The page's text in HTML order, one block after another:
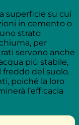
superficie su cui
in cemento o
strato
per
servono anche
più stabile,
del suolo.
poiché la loro
l’efficacia